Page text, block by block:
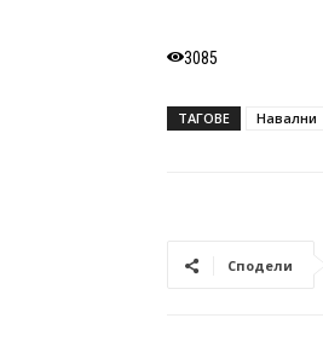
3085
ТАГОВЕ Навални
Сподели